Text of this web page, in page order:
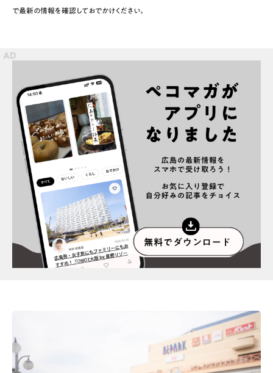
Outing
ペコマガとは 運営会社
スポット情報 広告掲載について
プライバシーポリシー インフォマティブデータポリシー
お問合せ 利用規約
で最新の情報を確認しておでかけください。